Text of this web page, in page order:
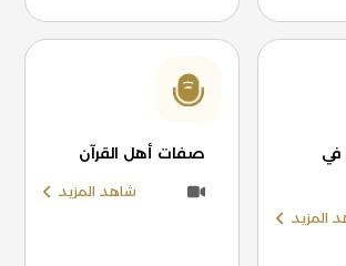
في
المزيد
صفات أهل القرآن
شاهد المزيد